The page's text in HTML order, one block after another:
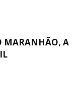
MARANHÃO, A